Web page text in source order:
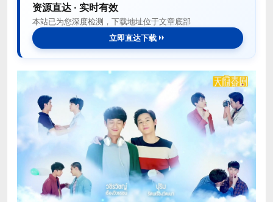
资源直达 · 实时有效
本站已为您深度检测，下载地址位于文章底部
立即直达下载